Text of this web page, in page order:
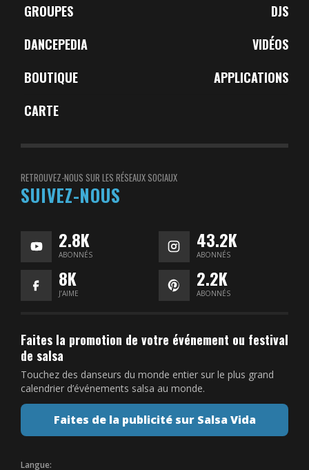
DJS
GROUPES
VIDÉOS
DANCEPEDIA
APPLICATIONS
BOUTIQUE
CARTE
RETROUVEZ-NOUS SUR LES RÉSEAUX SOCIAUX
SUIVEZ-NOUS
2.8K
ABONNÉS
43.2K
ABONNÉS
8K
J’AIME
2.2K
ABONNÉS
Faites la promotion de votre événement ou festival
de salsa
Touchez des danseurs du monde entier sur le plus grand
calendrier d’événements salsa au monde.
Faites de la publicité sur Salsa Vida
Langue: